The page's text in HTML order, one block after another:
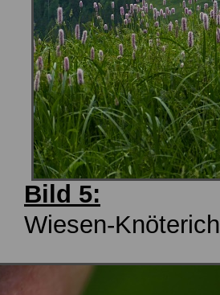
Bild 5:
Wiesen-Knöterich